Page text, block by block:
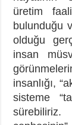
üretim
bulunduğu
olduğu
insan
insanlığı,
sisteme